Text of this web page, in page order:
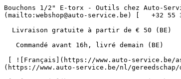
Bouchons 1/2" E-torx - Outils chez Auto-Service      = 170" class="bg-neutral-50 text-gray-800 antialiased" id="pg-392" &gt;   [    webshop@auto-service.be ](mailto:webshop@auto-service.be) [   +32 55 31 48 05 ](tel:+3255314805) 

  Livraison gratuite à partir de € 50 (BE) 

   Commandé avant 16h, livré demain (BE) 

 [ ![Français](https://www.auto-service.be/assets/img/locales/fr.svg) fr  ](#) [ ![Néerlandais](https://www.auto-service.be/assets/img/locales/nl.svg) Néerlandais ](https://www.auto-service.be/nl/gereedschap/doppen-en-bits/12-e-torx-doppen) 

 [ ![Français](https://www.auto-service.be/assets/img/locales/fr.svg) Français ](https://www.auto-service.be/fr/outils/douilles-et-embouts/12-douilles-e-torx) 

 [ ![Anglais](https://www.auto-service.be/assets/img/locales/en.svg) Anglais ](https://www.auto-service.be/en/tools/sockets-and-bits/12-e-torx-sockets) 

 [ ![logo](https://www.auto-service.be/assets/img/logo.svg) ](https://www.auto-service.be/fr) 

 [   ](https://www.auto-service.be/fr/login) 

 [ 0 

   ](https://www.auto-service.be/fr/webshop/cart)

 [ ![logo](https://www.auto-service.be/assets/img/logo.svg) ](https://www.auto-service.be/fr) [   ](https://www.auto-service.be/fr/login)     [ 0 

   ](https://www.auto-service.be/fr/webshop/cart)

  [ { setTimeout(() =&gt; { $refs.navitem169.scrollIntoView({ behavior: 'smooth', block: 'start' }); }, 300); }); }" class="relative z-30 flex items-center p-4 text-center text-gray-700 transition-colors duration-200 ease-out lg:h-full lg:border-b-4 lg:px-0 lg:pt-\[4px\] lg:pb-0 lg:text-xs lg:font-medium lg:text-gray-800 lg:focus:border-b-primary xl:text-sm 2xl:text-base lg:border-b-transparent lg:hover:border-b-gray-300" &gt; Nettoyage de voitures      

 ](https://www.auto-service.be/fr/nettoyage-de-voitures) **Nettoyage de voitures** 

 [    ![Extérieur](https://www.auto-service.be/assets/media/30740/conversions/exterieur-navthumb.jpg)  

 Extérieur 

 ](https://www.auto-service.be/fr/nettoyage-de-voitures/exterieur) [    ![Shampooing auto](https://www.auto-service.be/assets/media/30734/conversions/autoshampoo-navthumb.jpg)  

 Shampooing auto 

 ](https://www.auto-service.be/fr/nettoyage-de-voitures/shampooing-auto) [    ![Intérieur](https://www.auto-service.be/assets/media/30732/conversions/interieur-navthumb.jpg)  

 Intérieur 

 ](https://www.auto-service.be/fr/nettoyage-de-voitures/interieur) [    ![Sellerie cuir](https://www.auto-service.be/assets/media/30721/conversions/lederen-bekleding-navthumb.jpg)  

 Sellerie cuir 

 ](https://www.auto-service.be/fr/nettoyage-de-voitures/sellerie-cuir) [    ![Jantes et pneus](https://www.auto-service.be/assets/media/30719/conversions/velgen-banden-navthumb.jpg)  

 Jantes et pneus 

 ](https://www.auto-service.be/fr/nettoyage-